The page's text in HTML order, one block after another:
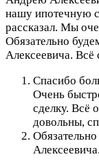
нашу ипотечную
рассказал. Мы
Обязательно
Алексеевича. Всё
Спасибо
Очень
сделку. Всё
довольны,